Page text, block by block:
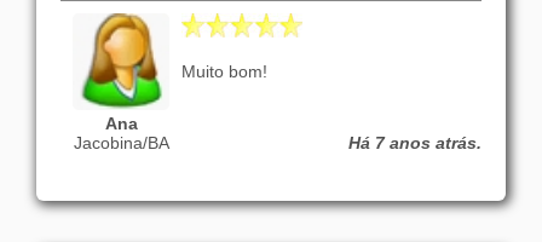
Ana
Jacobina/BA
Muito bom!
Há 7 anos atrás.